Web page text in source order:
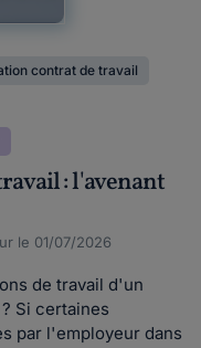
contrat de travail
: l'avenant
le 01/07/2026
de travail d'un
Si certaines
par l'employeur dans